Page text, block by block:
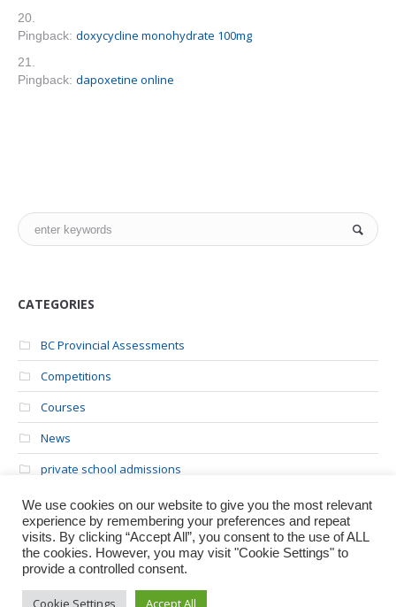
Pingback: doxycycline monohydrate 100mg
Pingback: dapoxetine online
CATEGORIES
BC Provincial Assessments
Competitions
Courses
News
private school admissions
Uncategorized
University Admissions
We use cookies on our website to give you the most relevant
experience by remembering your preferences and repeat
visits. By clicking “Accept All”, you consent to the use of ALL
the cookies. However, you may visit "Cookie Settings" to
provide a controlled consent.
Cookie Settings Accept All